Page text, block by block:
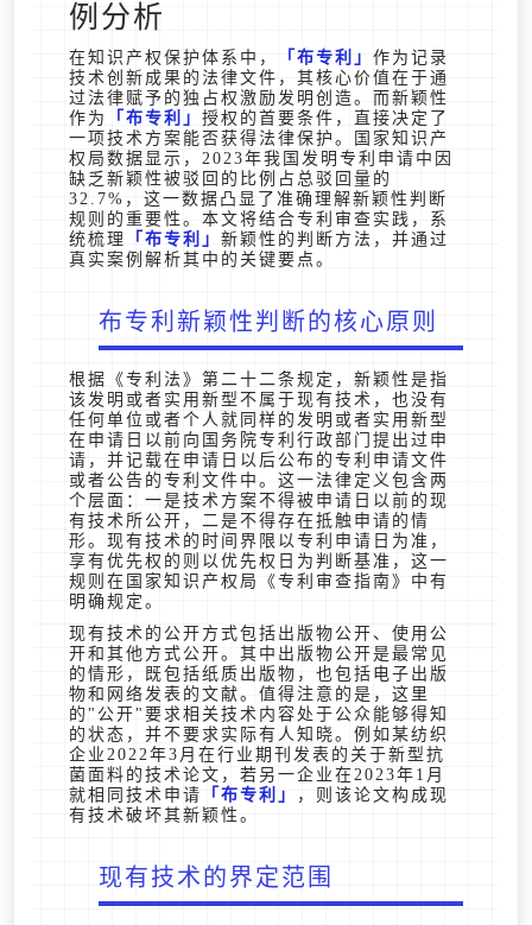
例分析
在知识产权保护体系中， 布专利
作为记录
技术创新成果的法律文件，其核心价值在于通
过法律赋予的独占权激励发明创造。而新颖性
作为
布专利
授权的首要条件，直接决定了
一项技术方案能否获得法律保护。国家知识产
权局数据显示，2023年我国发明专利申请中因
缺乏新颖性被驳回的比例占总驳回量的
32.7%，这一数据凸显了准确理解新颖性判断
规则的重要性。本文将结合专利审查实践，系
统梳理
布专利
新颖性的判断方法，并通过
真实案例解析其中的关键要点。
布专利新颖性判断的核心原则
根据《专利法》第二十二条规定，新颖性是指
该发明或者实用新型不属于现有技术，也没有
任何单位或者个人就同样的发明或者实用新型
在申请日以前向国务院专利行政部门提出过申
请，并记载在申请日以后公布的专利申请文件
或者公告的专利文件中。这一法律定义包含两
个层面：一是技术方案不得被申请日以前的现
有技术所公开，二是不得存在抵触申请的情
形。现有技术的时间界限以专利申请日为准，
享有优先权的则以优先权日为判断基准，这一
规则在国家知识产权局《专利审查指南》中有
明确规定。
现有技术的公开方式包括出版物公开、使用公
开和其他方式公开。其中出版物公开是最常见
的情形，既包括纸质出版物，也包括电子出版
物和网络发表的文献。值得注意的是，这里
的"公开"要求相关技术内容处于公众能够得知
的状态，并不要求实际有人知晓。例如某纺织
企业2022年3月在行业期刊发表的关于新型抗
菌面料的技术论文，若另一企业在2023年1月
就相同技术申请
布专利
，则该论文构成现
有技术破坏其新颖性。
现有技术的界定范围